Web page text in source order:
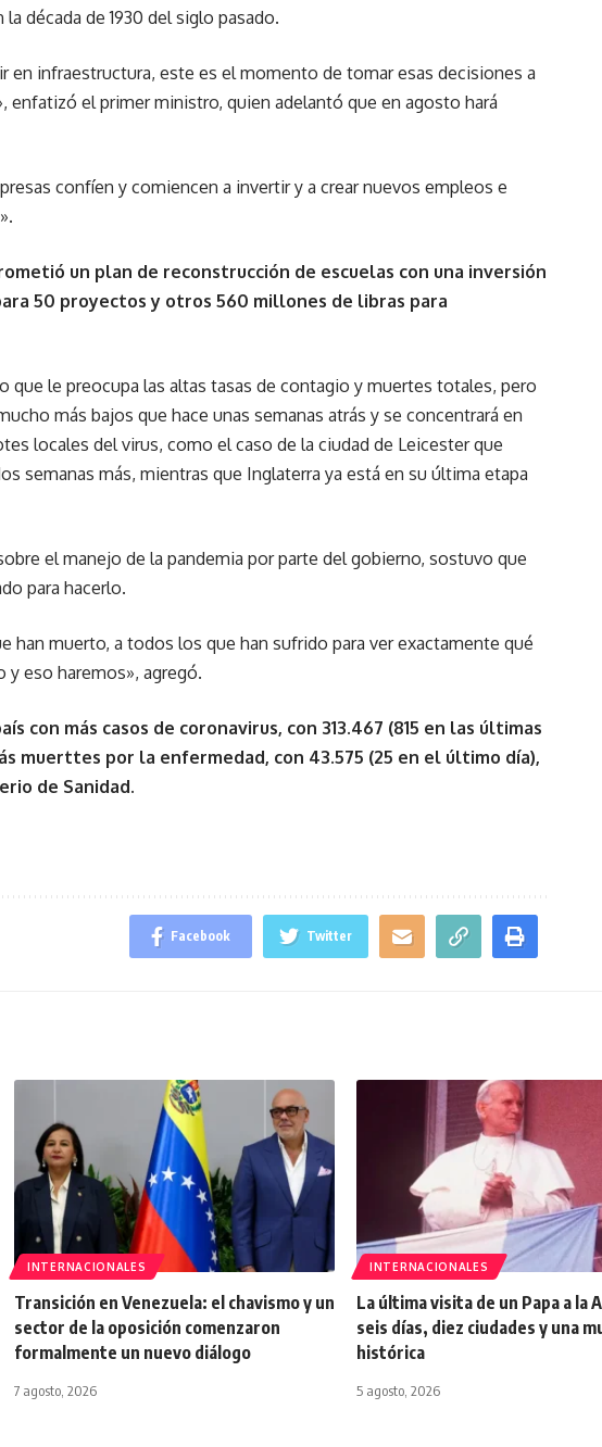
década de 1930 del siglo pasado.
en infraestructura, este es el momento de tomar esas decisiones a
enfatizó el primer ministro, quien adelantó que en agosto hará
confíen y comiencen a invertir y a crear nuevos empleos e
un plan de reconstrucción de escuelas con una inversión
50 proyectos y otros 560 millones de libras para
que le preocupa las altas tasas de contagio y muertes totales, pero
más bajos que hace unas semanas atrás y se concentrará en
locales del virus, como el caso de la ciudad de Leicester que
semanas más, mientras que Inglaterra ya está en su última etapa
el manejo de la pandemia por parte del gobierno, sostuvo que
para hacerlo.
han muerto, a todos los que han sufrido para ver exactamente qué
y eso haremos», agregó.
con más casos de coronavirus, con 313.467 (815 en las últimas
muerttes por la enfermedad, con 43.575 (25 en el último día),
de Sanidad.
Facebook Twitter
INTERNACIONALES
Transición en Venezuela: el chavismo y un
sector de la oposición comenzaron
formalmente un nuevo diálogo
7 agosto, 2026
INTERNACIONALES
La última visita de un Papa a la
seis días, diez ciudades y una
histórica
5 agosto, 2026